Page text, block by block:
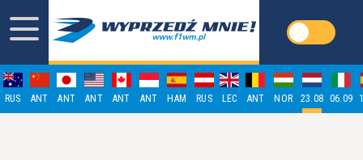
RUS ANT ANT ANT ANT ANT HAM RUS LEC ANT NOR 23.08 06.09